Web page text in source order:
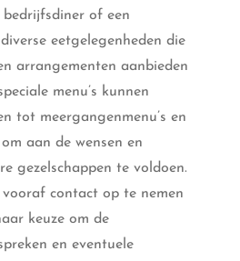
bedrijfsdiner of een
eetgelegenheden die
arrangementen aanbieden
menu’s kunnen
tot meergangenmenu’s en
aan de wensen en
gezelschappen te voldoen.
contact op te nemen
keuze om de
en eventuele